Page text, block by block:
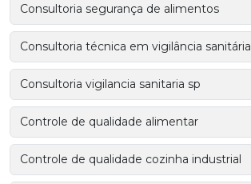
Consultoria segurança de alimentos
Consultoria técnica em vigilância sanitária
Consultoria vigilancia sanitaria sp
Controle de qualidade alimentar
Controle de qualidade cozinha industrial